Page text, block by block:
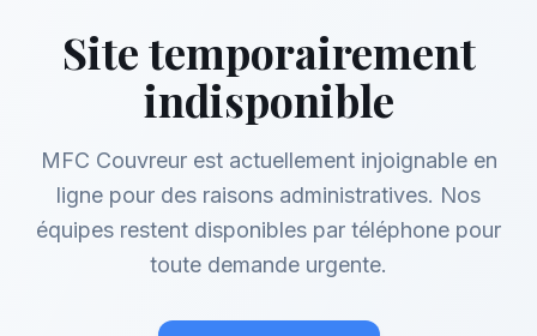
Site temporairement
indisponible
MFC Couvreur est actuellement injoignable en
ligne pour des raisons administratives. Nos
équipes restent disponibles par téléphone pour
toute demande urgente.